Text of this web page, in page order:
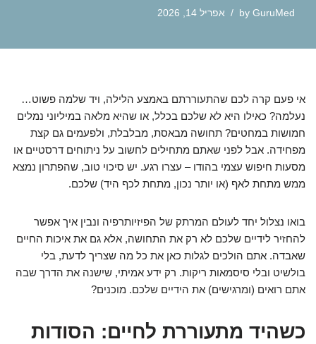
by GuruMed אפריל 14, 2026
אי פעם קרה לכם שהתעוררתם באמצע הלילה, ויד שלמה פשוט…
נעלמה? כאילו היא לא שלכם בכלל, או שהיא מלאה במיליוני נמלים
חמושות במחטים? תחושה מבאסת, מבלבלת, ולפעמים גם קצת
מפחידה. אבל לפני שאתם מתחילים לחשוב על ניתוחים דרסטיים או
מסעות חיפוש עצמי בהודו – עצרו רגע. יש סיכוי טוב, שהפתרון נמצא
ממש מתחת לאף (או יותר נכון, מתחת לכף היד) שלכם.
בואו נצלול יחד לעולם המרתק של הפיזיותרפיה ונבין איך אפשר
להחזיר לידיים שלכם לא רק את התחושה, אלא גם את איכות החיים
שאבדה. אתם הולכים לגלות כאן את כל מה שצריך לדעת, בלי
בולשיט ובלי סיסמאות ריקות. רק ידע אמיתי, שישנה את הדרך שבה
אתם רואים (ומרגישים) את הידיים שלכם. מוכנים?
כשהיד מתעוררת לחיים: הסודות